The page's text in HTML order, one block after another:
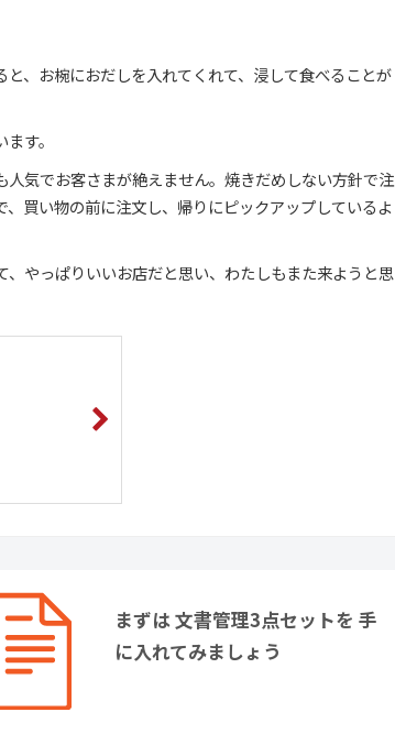
、お椀におだしを入れてくれて、浸して食べることが
す。
気でお客さまが絶えません。焼きだめしない方針で注
買い物の前に注文し、帰りにピックアップしているよ
やっぱりいいお店だと思い、わたしもまた来ようと思
まずは 文書管理3点セットを 手
に入れてみましょう